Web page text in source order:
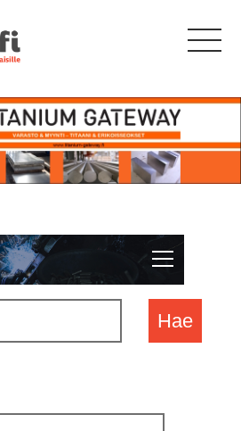
Hae